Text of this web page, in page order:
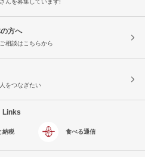
方へ
相談はこちらから
をつなぎたい
Links
納税 食べる通信